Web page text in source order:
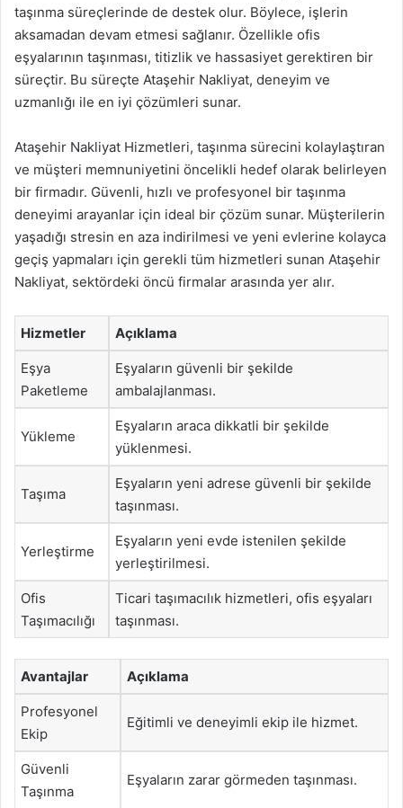
taşınma süreçlerinde de destek olur. Böylece, işlerin
aksamadan devam etmesi sağlanır. Özellikle ofis
eşyalarının taşınması, titizlik ve hassasiyet gerektiren bir
süreçtir. Bu süreçte Ataşehir Nakliyat, deneyim ve
uzmanlığı ile en iyi çözümleri sunar.
Ataşehir Nakliyat Hizmetleri, taşınma sürecini kolaylaştıran
ve müşteri memnuniyetini öncelikli hedef olarak belirleyen
bir firmadır. Güvenli, hızlı ve profesyonel bir taşınma
deneyimi arayanlar için ideal bir çözüm sunar. Müşterilerin
yaşadığı stresin en aza indirilmesi ve yeni evlerine kolayca
geçiş yapmaları için gerekli tüm hizmetleri sunan Ataşehir
Nakliyat, sektördeki öncü firmalar arasında yer alır.
Hizmetler Açıklama
Eşya
Paketleme
Eşyaların güvenli bir şekilde
ambalajlanması.
Yükleme
Eşyaların araca dikkatli bir şekilde
yüklenmesi.
Taşıma
Eşyaların yeni adrese güvenli bir şekilde
taşınması.
Yerleştirme
Eşyaların yeni evde istenilen şekilde
yerleştirilmesi.
Ofis
Taşımacılığı
Ticari taşımacılık hizmetleri, ofis eşyaları
taşınması.
Avantajlar Açıklama
Profesyonel
Ekip
Eğitimli ve deneyimli ekip ile hizmet.
Güvenli
Taşınma
Eşyaların zarar görmeden taşınması.